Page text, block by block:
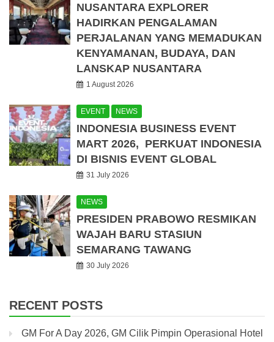
NUSANTARA EXPLORER
HADIRKAN PENGALAMAN
PERJALANAN YANG MEMADUKAN
KENYAMANAN, BUDAYA, DAN
LANSKAP NUSANTARA
1 August 2026
EVENT NEWS
INDONESIA BUSINESS EVENT
MART 2026, PERKUAT INDONESIA
DI BISNIS EVENT GLOBAL
31 July 2026
NEWS
PRESIDEN PRABOWO RESMIKAN
WAJAH BARU STASIUN
SEMARANG TAWANG
30 July 2026
RECENT POSTS
GM For A Day 2026, GM Cilik Pimpin Operasional Hotel